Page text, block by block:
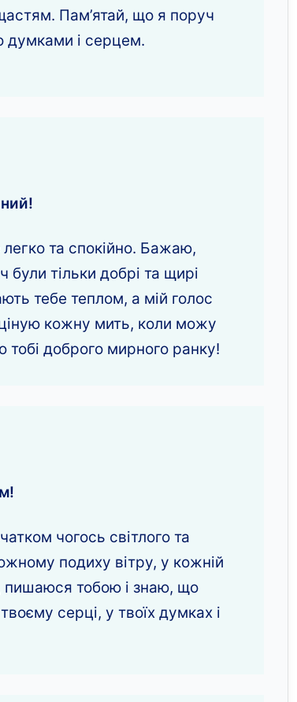
Пам’ятай, що я поруч
думками і серцем.
та спокійно. Бажаю,
тільки добрі та щирі
тебе теплом, а мій голос
кожну мить, коли можу
доброго мирного ранку!
чогось світлого та
подиху вітру, у кожній
пишаюся тобою і знаю, що
серці, у твоїх думках і